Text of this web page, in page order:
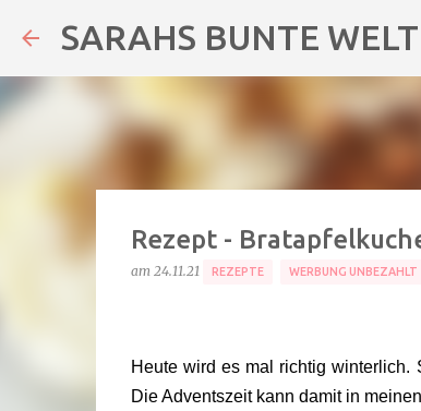
SARAHS BUNTE WELT
Rezept -
am 24.11.21 REZEPTE WERBUNG UNBEZAHLT
Heute wird es mal richtig
Die Adventszeit kann damit in